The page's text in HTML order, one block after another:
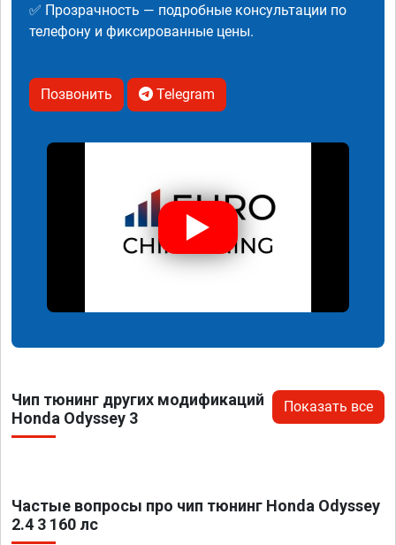
✅ Прозрачность — подробные консультации по
телефону и фиксированные цены.
Позвонить Telegram
Чип тюнинг других модификаций
Honda Odyssey 3
Показать все
Частые вопросы про чип тюнинг Honda Odyssey
2.4 3 160 лс